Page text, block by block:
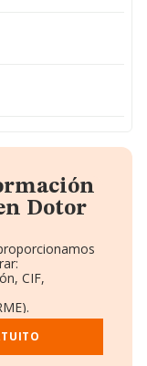
Dotor
CIF,